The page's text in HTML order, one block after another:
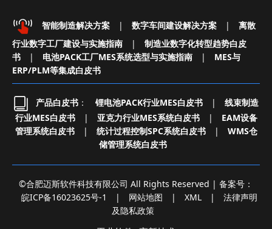
智能制造解决方案 | 数字车间建设解决方案 |
离散
行业数字工厂建设与实施指南
|
制造业数字化转型趋势白皮
书
| 电池PACK工厂MES系统选型与实施指南 |
MES与
ERP/PLM等集成白皮书
产品白皮书 ： 锂电池PACK行业MES白皮书 |
线束制造
行业MES白皮书
| 亚克力行业MES系统白皮书 |
EAM设备
管理系统白皮书
| 统计过程控制SPC系统白皮书 |
WMS仓
储管理系统白皮书
©合肥迈斯软件科技有限公司 All Rights Reserved | 备案号：
皖ICP备16023625号-1
| 网站地图 | XML |
法律声明
及隐私政策